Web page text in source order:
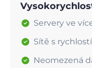
Servery ve
Sítě s
Neomezená